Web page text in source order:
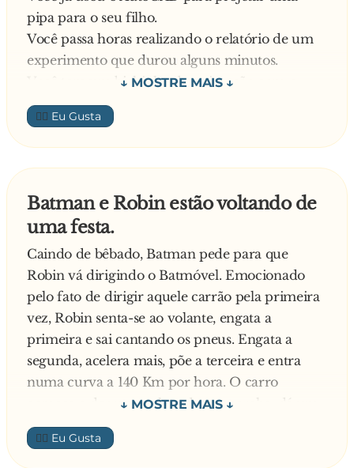
pipa para o seu filho.
Você passa horas realizando o relatório de um
experimento que durou alguns minutos.
Você tem um bichinho de estimação com o
nome de um grande cientista.
Você ri de piadas sobre matemáticos.
Você considera qualquer curso não-científico
"fácil".
podem achar difícil programar um DVD.
Você assistiu "Apollo 13" e achou que os
verdadeiros heróis foram os caras no "Controle
da Missão".
Você assume que um "cavalo" é equivalente a
uma "esfera" para facilitar os cálculos.
Uma criança de quatro anos lhe pergunta por
que o céu e azul e você tenta explicar toda a
teoria da absorção atmosférica.
Você vai a uma loja de informática e os
vendedores não conseguem responder suas
perguntas.
👍🏼
Batman e Robin estão voltando de
uma festa.
Caindo de bêbado, Batman pede para que
Robin vá dirigindo o Batmóvel. Emocionado
pelo fato de dirigir aquele carrão pela primeira
vez, Robin senta-se ao volante, engata a
primeira e sai cantando os pneus. Engata a
segunda, acelera mais, põe a terceira e entra
numa curva a 140 Km por hora. O carro
começa a derrapar, ele reduz a marcha, dá um
cutucão no freio, corrige o percurso, acelera
novamente, põe a terceira novamente e assim
👍🏼